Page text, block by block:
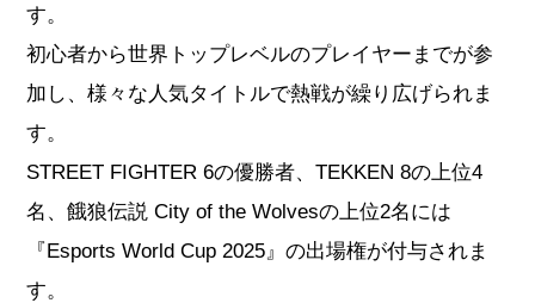
す。
初心者から世界トップレベルのプレイヤーまでが参
加し、様々な人気タイトルで熱戦が繰り広げられま
す。
STREET FIGHTER 6の優勝者、 TEKKEN 8の上位4
名、 餓狼伝説 City of the Wolvesの上位2名には
『Esports World Cup 2025』の出場権が付与されま
す。